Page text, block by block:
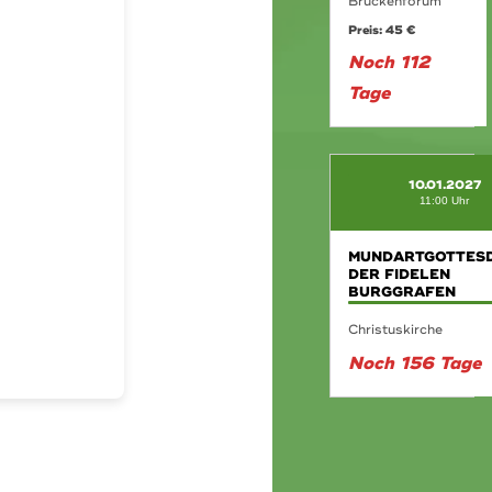
Preis: 45 €
Noch 112
Tage
10.01.2027
11:00 Uhr
DER FIDELEN
BURGGRAFEN
Christuskirche
Noch 156 Tage